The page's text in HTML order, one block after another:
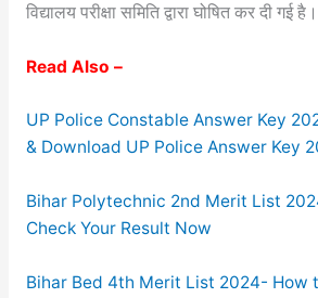
विद्यालय परीक्षा समिति द्वारा घोषित कर दी गई है।
Read Also –
UP Police Constable Answer Key
& Download UP Police Answer Key
Bihar Polytechnic 2nd Merit List
Check Your Result Now
Bihar Bed 4th Merit List 2024- How